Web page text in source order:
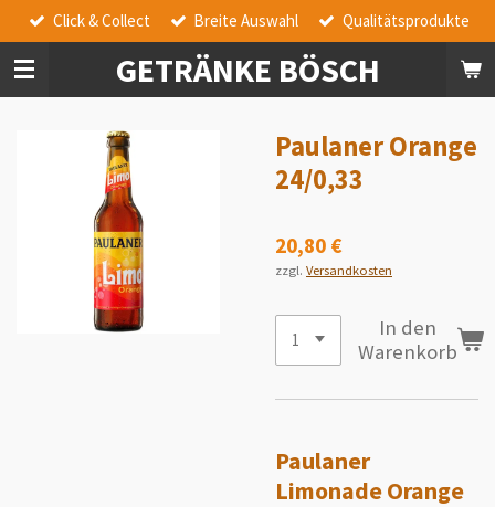
Zum
Hauptinhalt
springen
GETRÄNKE BÖSCH
Click & Collect Breite Auswahl Qualitätsprodukte
Paulaner Orange
24/0,33
20,80 €
zzgl. Versandkosten
In den
Warenkorb
Paulaner
Limonade Orange